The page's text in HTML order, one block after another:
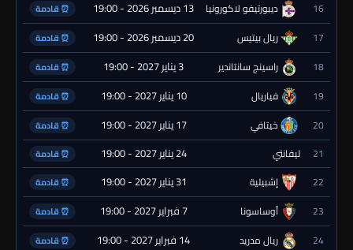
16 ديبورتيفو لاكورونيا 13 ديسمبر 2026 - 19:00 ⏰ قادمة
17 ريال بيتيس 20 ديسمبر 2026 - 19:00 ⏰ قادمة
18 راسينج سانتاندير 3 يناير 2027 - 19:00 ⏰ قادمة
19 فياريال 10 يناير 2027 - 19:00 ⏰ قادمة
20 خيتافي 17 يناير 2027 - 19:00 ⏰ قادمة
21 ليفانتي 24 يناير 2027 - 19:00 ⏰ قادمة
22 إشبيلية 31 يناير 2027 - 19:00 ⏰ قادمة
23 أوساسونا 7 فبراير 2027 - 19:00 ⏰ قادمة
24 ريال مدريد 14 فبراير 2027 - 19:00 ⏰ قادمة